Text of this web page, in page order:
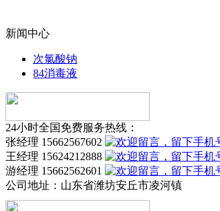
新闻中心
次氯酸钠
84消毒液
24小时全国免费服务热线：
张经理 15662567602
王经理 15624212888
游经理 15662562601
公司地址： 山东省潍坊安丘市凌河镇